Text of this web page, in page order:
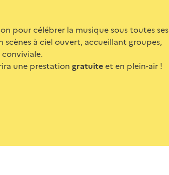
pour célébrer la musique sous toutes ses
à ciel ouvert, accueillant groupes,
une prestation gratuiteet en plein-air !